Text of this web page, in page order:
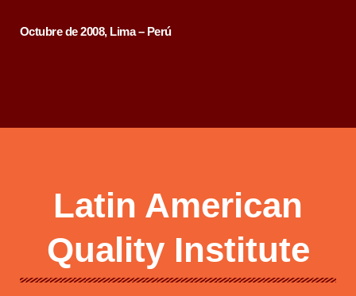
Octubre de 2008, Lima – Perú
Latin American
Quality Institute